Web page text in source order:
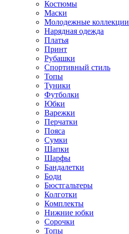
Костюмы
Маски
Молодежные коллекции
Нарядная одежда
Платья
Принт
Рубашки
Спортивный стиль
Топы
Туники
Футболки
Юбки
Варежки
Перчатки
Пояса
Сумки
Шапки
Шарфы
Бандалетки
Боди
Бюстгальтеры
Колготки
Комплекты
Нижние юбки
Сорочки
Топы